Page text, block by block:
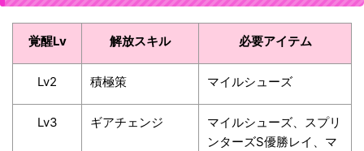
覚醒Lv 解放スキル 必要アイテム
Lv2 積極策 マイルシューズ
Lv3 ギアチェンジ
マイルシューズ、スプリ
ンターズS優勝レイ、マ